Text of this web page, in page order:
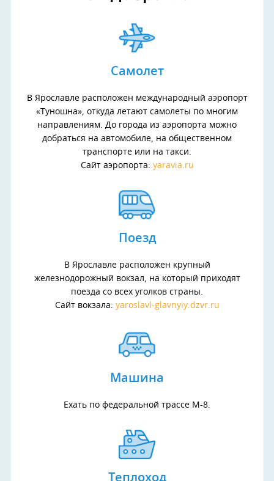
Самолет
В Ярославле расположен международный аэропорт
«Туношна», откуда летают самолеты по многим
направлениям. До города из аэропорта можно
добраться на автомобиле, на общественном
транспорте или на такси.
Сайт аэропорта: yaravia.ru
Поезд
В Ярославле расположен крупный
железнодорожный вокзал, на который приходят
поезда со всех уголков страны.
Сайт вокзала: yaroslavl-glavnyiy.dzvr.ru
Машина
Ехать по федеральной трассе М-8.
Теплоход